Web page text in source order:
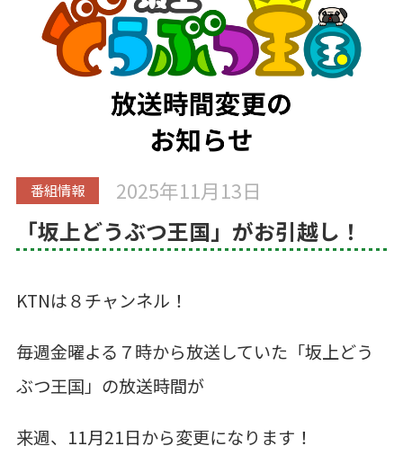
番組情報 2025年11月13日
「坂上どうぶつ王国」がお引越し！
KTNは８チャンネル！
毎週金曜よる７時から放送していた「坂上どう
ぶつ王国」の放送時間が
来週、11月21日から変更になります！